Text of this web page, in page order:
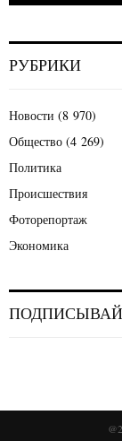
РУБРИКИ
Новости (8 970)
Общество (4 269)
Политика
Происшествия
Фоторепортаж
Экономика